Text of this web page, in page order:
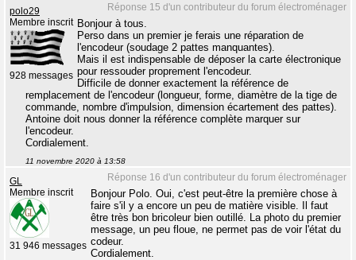
Réponse 15 d'un contributeur du forum électroménager
polo29
Membre inscrit
928 messages
Bonjour à tous.
Perso dans un premier je ferais une réparation de
l'encodeur (soudage 2 pattes manquantes).
Mais il est indispensable de déposer la carte électronique
pour ressouder proprement l'encodeur.
Difficile de donner exactement la référence de
remplacement de l'encodeur (longueur, forme, diamètre de la tige de
commande, nombre d'impulsion, dimension écartement des pattes).
Antoine doit nous donner la référence complète marquer sur
l'encodeur.
Cordialement.
11 novembre 2020 à 13:58
Réponse 16 d'un contributeur du forum électroménager
GL
Membre inscrit
31 946 messages
Bonjour Polo. Oui, c'est peut-être la première chose à
faire s'il y a encore un peu de matière visible. Il faut
être très bon bricoleur bien outillé. La photo du premier
message, un peu floue, ne permet pas de voir l'état du
codeur.
Cordialement.